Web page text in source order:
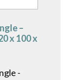
–
x 100 x
-